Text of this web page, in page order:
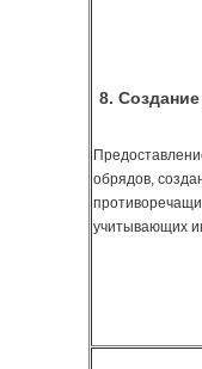
8.
обрядов,
учитывающих